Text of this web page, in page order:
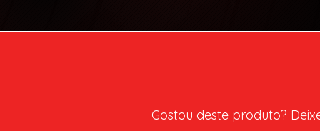
Gostou deste produto?